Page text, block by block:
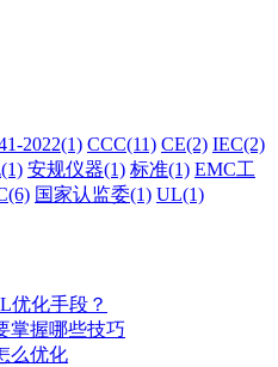
2022(1) CCC(11) CE(2) IEC(2)
安规仪器(1) 标准(1) EMC工
国家认监委(1) UL(1)
优化手段？
掌握哪些技巧
么优化